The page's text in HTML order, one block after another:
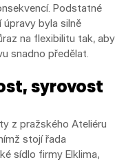
Podstatné
úpravy byla silně
na flexibilitu tak, aby
snadno předělat.
syrovost
z pražského Ateliéru
stojí řada
sídlo firmy Elklima,